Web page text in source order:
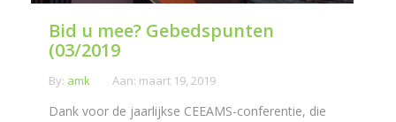
Bid u mee? Gebedspunten
(03/2019
By: amk Aan: maart 19, 2019
Dank voor de jaarlijkse CEEAMS-conferentie, die